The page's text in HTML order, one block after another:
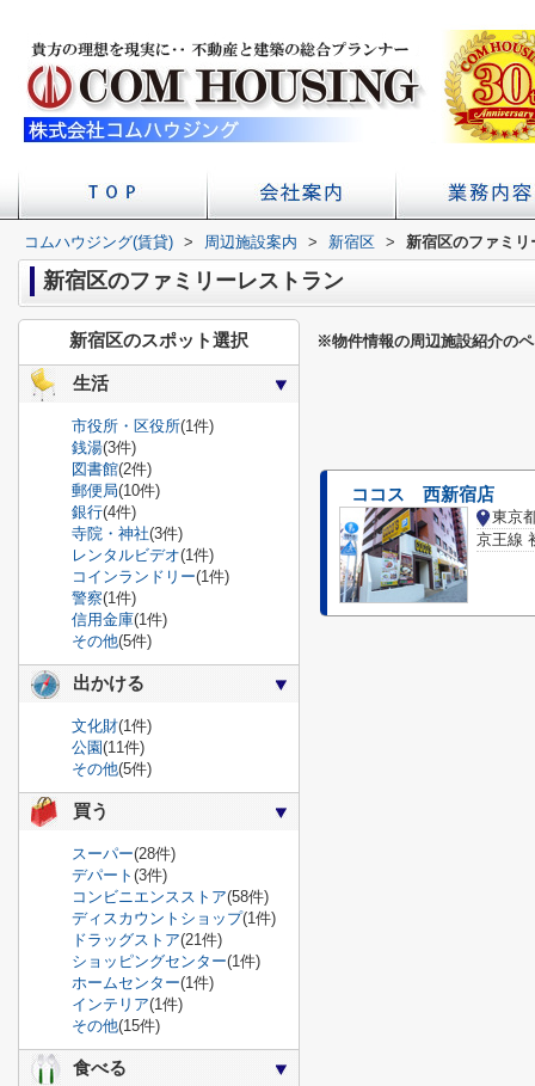
店舗へのアクセス
会社概要 初台の賃貸 不
賃貸経
学校
コムハウジング(賃貸) > 周辺施設案内 > 新宿区 > 新宿区のファミリ
新宿区のファミリーレストラン
※物件情報の周辺施設紹介の
ココス 西新宿店
東京
京王線
新宿区のスポット選択
生活
市役所・区役所(1件)
銭湯(3件)
図書館(2件)
郵便局(10件)
銀行(4件)
寺院・神社(3件)
レンタルビデオ(1件)
コインランドリー(1件)
警察(1件)
信用金庫(1件)
その他(5件)
出かける
文化財(1件)
公園(11件)
その他(5件)
買う
スーパー(28件)
デパート (3件)
コンビニエンスストア(58件)
ディスカウントショップ(1件)
ドラッグストア(21件)
ショッピングセンター(1件)
ホームセンター(1件)
インテリア(1件)
その他(15件)
食べる